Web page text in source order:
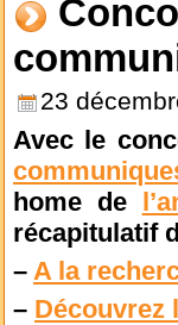
23
Avec le
home de
récapitulatif
– A la
– Découvrez